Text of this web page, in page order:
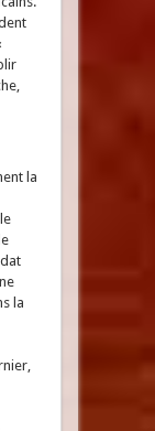
la
la